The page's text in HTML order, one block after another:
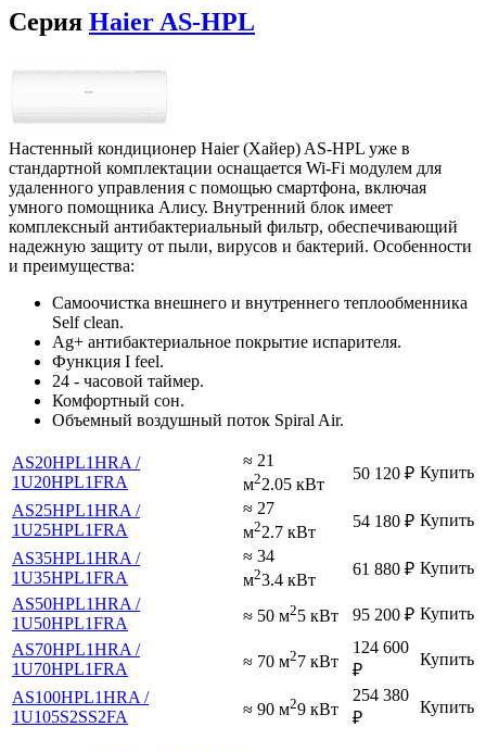
Серия Haier AS-HPL
Настенный кондиционер Haier (Хайер) AS-HPL уже в
стандартной комплектации оснащается Wi-Fi модулем для
удаленного управления с помощью смартфона, включая
умного помощника Алису. Внутренний блок имеет
комплексный антибактериальный фильтр, обеспечивающий
надежную защиту от пыли, вирусов и бактерий. Особенности
и преимущества:
Самоочистка внешнего и внутреннего теплообменника
Self clean.
Ag+ антибактериальное покрытие испарителя.
Функция I feel.
24 - часовой таймер.
Комфортный сон.
Объемный воздушный поток Spiral Air.
AS20HPL1HRA /
1U20HPL1FRA
≈ 21
м22.05 кВт
50 120 ₽ Купить
AS25HPL1HRA /
1U25HPL1FRA
≈ 27
м22.7 кВт
54 180 ₽ Купить
AS35HPL1HRA /
1U35HPL1FRA
≈ 34
м23.4 кВт
61 880 ₽ Купить
AS50HPL1HRA /
1U50HPL1FRA
≈ 50 м25 кВт 95 200 ₽ Купить
AS70HPL1HRA /
1U70HPL1FRA
≈ 70 м27 кВт
124 600
₽
Купить
AS100HPL1HRA /
1U105S2SS2FA
≈ 90 м29 кВт
254 380
₽
Купить